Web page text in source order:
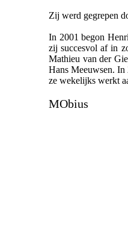
Zij werd gegrepen
In 2001 begon
zij succesvol af in
Mathieu van der
Hans Meeuwsen. In
ze wekelijks werkt
MObius